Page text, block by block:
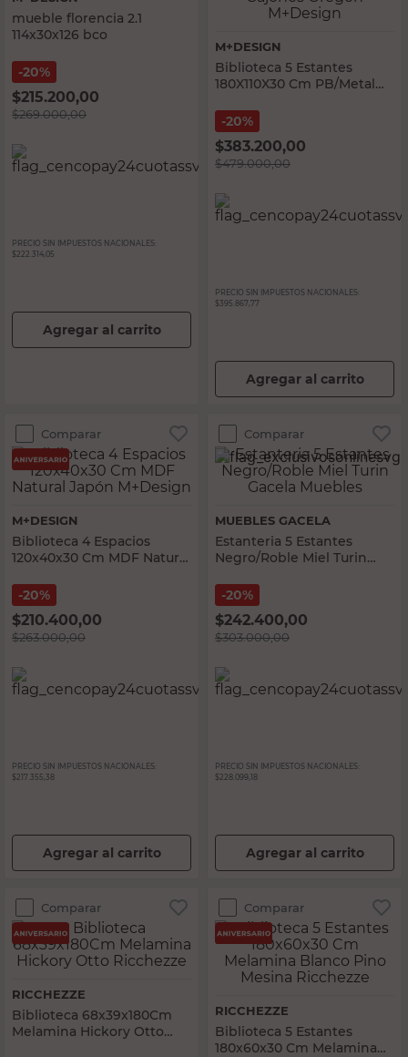
mueble florencia 2.1
114x30x126 bco
20%
$215.200,00
$269.000,00
PRECIO SIN IMPUESTOS NACIONALES:
$222.314,05
Agregar al carrito
M+DESIGN
Biblioteca 5 Estantes
180X110X30 Cm PB/Metal
M+Design
20%
$383.200,00
$479.000,00
PRECIO SIN IMPUESTOS NACIONALES:
$395.867,77
Agregar al carrito
Comparar
M+DESIGN
Biblioteca 4 Espacios
120x40x30 Cm MDF Natural
20%
$210.400,00
$263.000,00
PRECIO SIN IMPUESTOS NACIONALES:
$217.355,38
Agregar al carrito
Comparar
MUEBLES GACELA
Estanteria 5 Estantes
Negro/Roble Miel Turin
20%
$242.400,00
$303.000,00
PRECIO SIN IMPUESTOS NACIONALES:
$228.099,18
Agregar al carrito
Comparar
RICCHEZZE
Biblioteca 68x39x180Cm
Melamina Hickory Otto
Comparar
RICCHEZZE
Biblioteca 5 Estantes
180x60x30 Cm Melamina